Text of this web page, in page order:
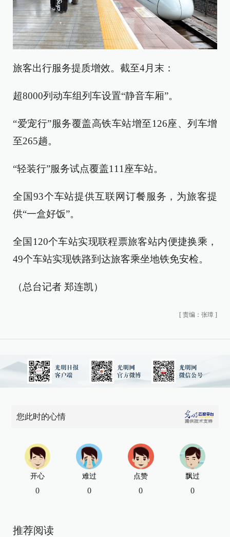
旅客出行服务提质增效。截至4月末：
超8000列动车组列车设置“静音车厢”。
“爱宠行”服务覆盖高铁车站增至126座、列车增
至265趟。
“轻装行”服务试点覆盖111座车站。
全国93个车站提供互联网订餐服务，为旅客提
供“一盒好饭”。
全国120个车站实现联程票旅客站内便捷换乘，
49个车站实现铁路到达旅客乘坐地铁免安检。
（总台记者 郑连凯）
[ 责编：张璋 ]
您此时的心情
开心
0
难过
0
点赞
0
飘过
0
推荐阅读